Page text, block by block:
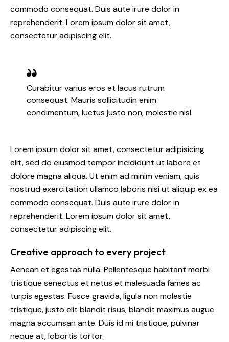
commodo consequat. Duis aute irure dolor in
reprehenderit. Lorem ipsum dolor sit amet,
consectetur adipiscing elit.
Curabitur varius eros et lacus rutrum
consequat. Mauris sollicitudin enim
condimentum, luctus justo non, molestie nisl.
Lorem ipsum dolor sit amet, consectetur adipisicing
elit, sed do eiusmod tempor incididunt ut labore et
dolore magna aliqua. Ut enim ad minim veniam, quis
nostrud exercitation ullamco laboris nisi ut aliquip ex ea
commodo consequat. Duis aute irure dolor in
reprehenderit. Lorem ipsum dolor sit amet,
consectetur adipiscing elit.
Creative approach to every project
Aenean et egestas nulla. Pellentesque habitant morbi
tristique senectus et netus et malesuada fames ac
turpis egestas. Fusce gravida, ligula non molestie
tristique, justo elit blandit risus, blandit maximus augue
magna accumsan ante. Duis id mi tristique, pulvinar
neque at, lobortis tortor.